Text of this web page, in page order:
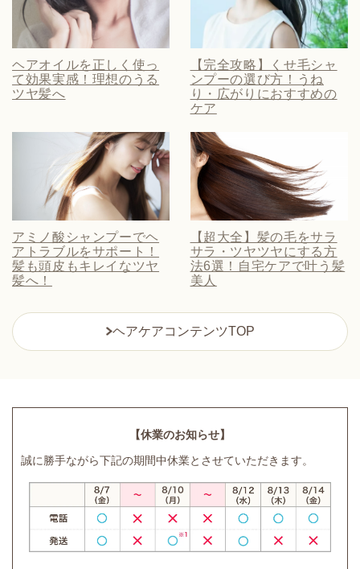
ヘアオイルを正しく使っ
て効果実感！理想のうる
ツヤ髪へ
【完全攻略】くせ毛シャ
ンプーの選び方！うね
り・広がりにおすすめの
ケア
アミノ酸シャンプーでヘ
アトラブルをサポート！
髪も頭皮もキレイなツヤ
髪へ！
【超大全】髪の毛をサラ
サラ・ツヤツヤにする方
法6選！自宅ケアで叶う髪
美人
ヘアケアコンテンツTOP
【休業のお知らせ】
誠に勝手ながら下記の期間中休業とさせていただきます。